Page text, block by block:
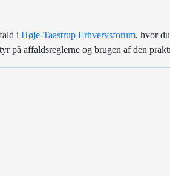
i Høje-Taastrup Erhvervsforum, hvor
på affaldsreglerne og brugen af den